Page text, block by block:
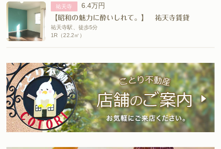
祐天寺 6.4万円
【昭和の魅力に酔いしれて。】 祐天寺賃貸
祐天寺駅、徒歩5分
1R（22.2㎡）